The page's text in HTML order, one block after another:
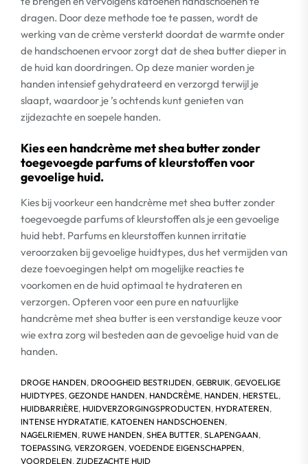
dragen. Door deze methode toe te passen, wordt de
werking van de crème versterkt doordat de warmte onder
de handschoenen ervoor zorgt dat de shea butter dieper in
de huid kan doordringen. Op deze manier worden je
handen intensief gehydrateerd en verzorgd terwijl je
slaapt, waardoor je ’s ochtends kunt genieten van
zijdezachte en soepele handen.
Kies een handcrème met shea butter zonder
toegevoegde parfums of kleurstoffen voor
gevoelige huid.
Kies bij voorkeur een handcrème met shea butter zonder
toegevoegde parfums of kleurstoffen als je een gevoelige
huid hebt. Parfums en kleurstoffen kunnen irritatie
veroorzaken bij gevoelige huidtypes, dus het vermijden van
deze toevoegingen helpt om mogelijke reacties te
voorkomen en de huid optimaal te hydrateren en
verzorgen. Opteren voor een pure en natuurlijke
handcrème met shea butter is een verstandige keuze voor
wie extra zorg wil besteden aan de gevoelige huid van de
handen.
DROGE HANDEN, DROOGHEID BESTRIJDEN, GEBRUIK, GEVOELIGE
HUIDTYPES, GEZONDE HANDEN, HANDCRÈME, HANDEN, HERSTEL ,
HUIDBARRIÈRE, HUIDVERZORGINGSPRODUCTEN, HYDRATEREN,
INTENSE HYDRATATIE, KATOENEN HANDSCHOENEN,
NAGELRIEMEN, RUWE HANDEN, SHEA BUTTER, SLAPENGAAN,
TOEPASSING, VERZORGEN, VOEDENDE EIGENSCHAPPEN,
VOORDELEN, ZIJDEZACHTE HUID